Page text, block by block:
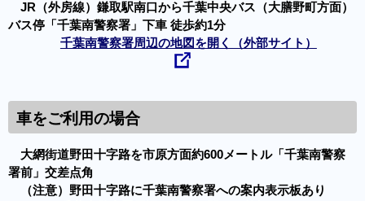
JR（外房線）鎌取駅南口から千葉中央バス（大膳野町方面）
バス停「千葉南警察署」下車 徒歩約1分
千葉南警察署周辺の地図を開く（外部サイト）
車をご利用の場合
大網街道野田十字路を市原方面約600メートル「千葉南警察
署前」交差点角
（注意）野田十字路に千葉南警察署への案内表示板あり